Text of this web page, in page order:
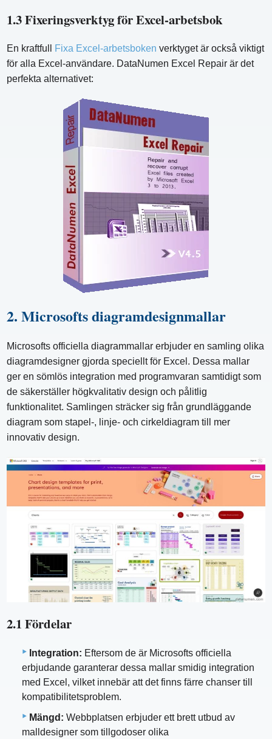
1.3 Fixeringsverktyg för Excel-arbetsbok
En kraftfull Fixa Excel-arbetsboken verktyget är också viktigt
för alla Excel-användare. DataNumen Excel Repair är det
perfekta alternativet:
2. Microsofts diagramdesignmallar
Microsofts officiella diagrammallar erbjuder en samling olika
diagramdesigner gjorda speciellt för Excel. Dessa mallar
ger en sömlös integration med programvaran samtidigt som
de säkerställer högkvalitativ design och pålitlig
funktionalitet. Samlingen sträcker sig från grundläggande
diagram som stapel-, linje- och cirkeldiagram till mer
innovativ design.
2.1 Fördelar
Integration: Eftersom de är Microsofts officiella
erbjudande garanterar dessa mallar smidig integration
med Excel, vilket innebär att det finns färre chanser till
kompatibilitetsproblem.
Mängd: Webbplatsen erbjuder ett brett utbud av
malldesigner som tillgodoser olika